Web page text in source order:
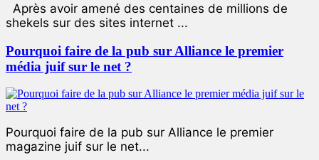
Après avoir amené des centaines de millions de
shekels sur des sites internet ...
Pourquoi faire de la pub sur Alliance le premier
média juif sur le net ?
Pourquoi faire de la pub sur Alliance le premier
magazine juif sur le net...